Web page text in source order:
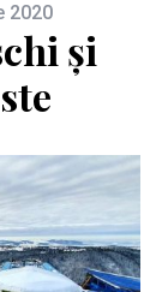
2020
și